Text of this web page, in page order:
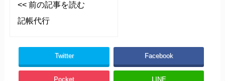
<< 前の記事を読む
記帳代行
Twitter Facebook
Pocket LINE